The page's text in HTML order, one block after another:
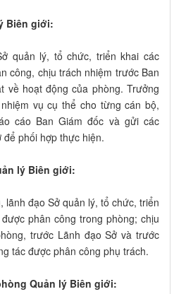
Biên giới:
quản lý, tổ chức, triển khai các
công, chịu trách nhiệm trước Ban
về hoạt động của phòng. Trưởng
vụ cụ thể cho từng cán bộ,
cáo Ban Giám đốc và gửi các
phối hợp thực hiện.
lý Biên giới:
lãnh đạo Sở quản lý, tổ chức, triển
phân công trong phòng; chịu
trước Lãnh đạo Sở và trước
tác được phân công phụ trách.
Quản lý Biên giới: